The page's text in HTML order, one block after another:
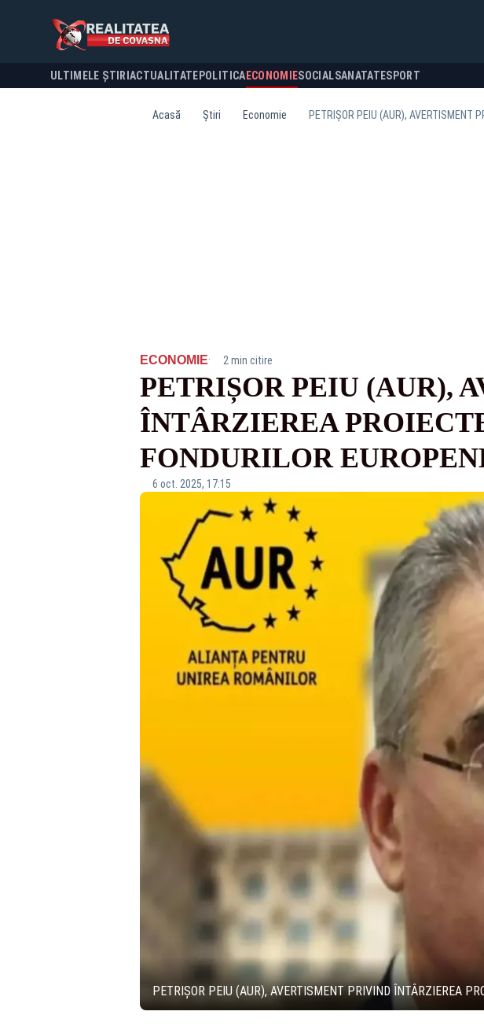
ULTIMELE ȘTIRI ACTUALITATE POLITICA ECONOMIESOCIALSANATATESPORT
Acasă Știri Economie PETRIȘOR PEIU (AUR), AVERTISMENT
ECONOMIE· 2 min citire
PETRIȘOR PEIU (AUR),
ÎNTÂRZIEREA
FONDURILOR
6 oct. 2025, 17:15
PETRIȘOR PEIU (AUR), AVERTISMENT PRIVIND ÎNTÂRZIEREA